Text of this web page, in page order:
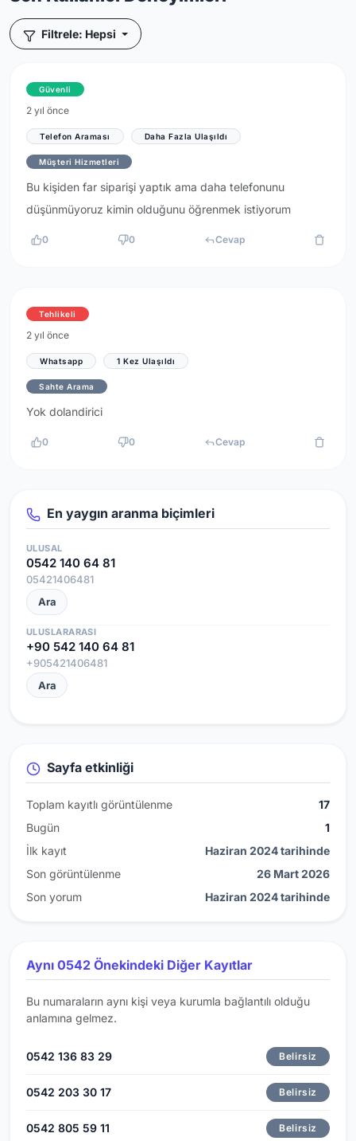
Filtrele: Hepsi
Güvenli
2 yıl önce
Telefon Araması Daha Fazla Ulaşıldı
Müşteri Hizmetleri
Bu kişiden far siparişi yaptık ama daha telefonunu
düşünmüyoruz kimin olduğunu öğrenmek istiyorum
0 0 Cevap
Tehlikeli
2 yıl önce
Whatsapp 1 Kez Ulaşıldı
Sahte Arama
Yok dolandirici
0 0 Cevap
En yaygın aranma biçimleri
ULUSAL
0542 140 64 81
05421406481
Ara
ULUSLARARASI
+90 542 140 64 81
+905421406481
Ara
Sayfa etkinliği
Toplam kayıtlı görüntülenme
17
Bugün
1
İlk kayıt
Haziran 2024 tarihinde
Son görüntülenme
26 Mart 2026
Son yorum
Haziran 2024 tarihinde
Aynı 0542 Önekindeki Diğer Kayıtlar
Bu numaraların aynı kişi veya kurumla bağlantılı olduğu
anlamına gelmez.
0542 136 83 29 Belirsiz
0542 203 30 17 Belirsiz
0542 805 59 11 Belirsiz